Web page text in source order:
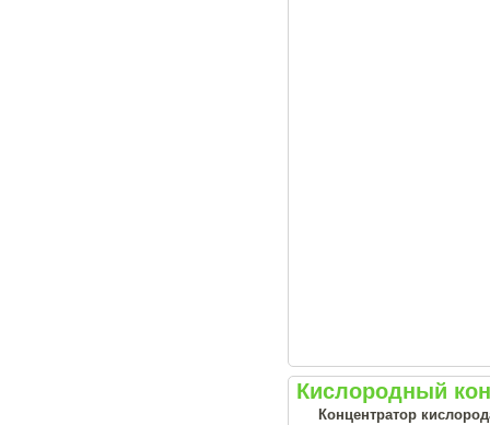
Кислородный
Концентратор